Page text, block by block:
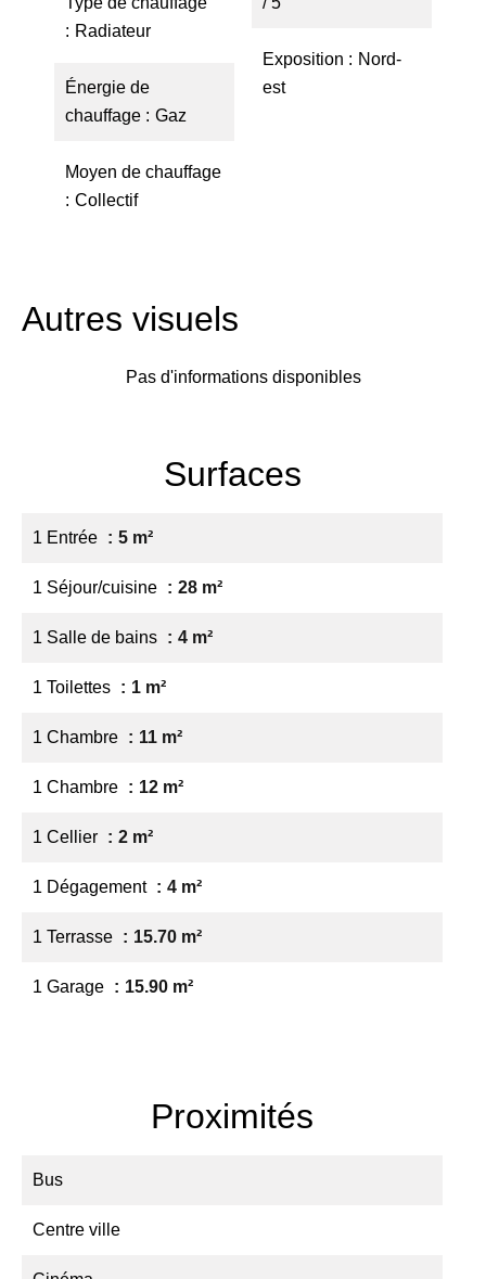
Radiateur
Énergie de
chauffage
Gaz
Moyen de chauffage
Collectif
Exposition
Nord-
est
Autres visuels
Pas d'informations disponibles
Surfaces
1 Entrée 5 m²
1 Séjour/cuisine 28 m²
1 Salle de bains 4 m²
1 Toilettes 1 m²
1 Chambre 11 m²
1 Chambre 12 m²
1 Cellier 2 m²
1 Dégagement 4 m²
1 Terrasse 15.70 m²
1 Garage 15.90 m²
Proximités
Bus
Centre ville